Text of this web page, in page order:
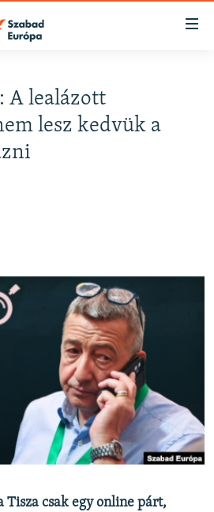
A lealázott
lesz kedvük a
csak egy online párt,